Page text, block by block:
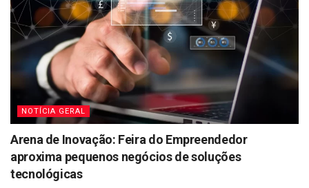
NOTÍCIA GERAL
Arena de Inovação: Feira do Empreendedor
aproxima pequenos negócios de soluções
tecnológicas